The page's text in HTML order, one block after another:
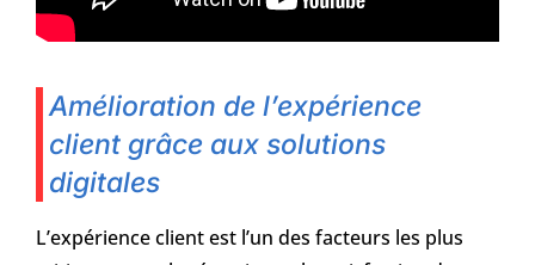
Amélioration de l’expérience
client grâce aux solutions
digitales
L’expérience client est l’un des facteurs les plus